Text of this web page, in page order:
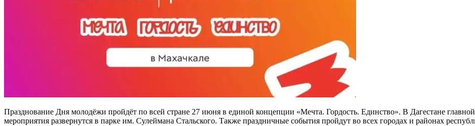
Празднование Дня молодёжи пройдёт по всей стране 27 июня в единой концепции «Мечта. Гордость. Единство». В Дагестане
мероприятия развернутся в парке им. Сулеймана Стальского. Также праздничные события пройдут во всех городах и районах